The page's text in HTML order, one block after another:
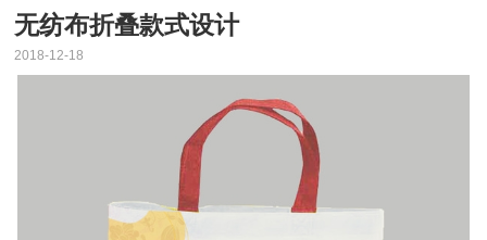
无纺布折叠款式设计
2018-12-18